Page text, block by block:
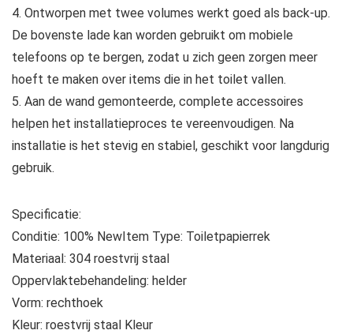
4. Ontworpen met twee volumes werkt goed als back-up.
De bovenste lade kan worden gebruikt om mobiele
telefoons op te bergen, zodat u zich geen zorgen meer
hoeft te maken over items die in het toilet vallen.
5. Aan de wand gemonteerde, complete accessoires
helpen het installatieproces te vereenvoudigen. Na
installatie is het stevig en stabiel, geschikt voor langdurig
gebruik.
Specificatie:
Conditie: 100% NewItem Type: Toiletpapierrek
Materiaal: 304 roestvrij staal
Oppervlaktebehandeling: helder
Vorm: rechthoek
Kleur: roestvrij staal Kleur